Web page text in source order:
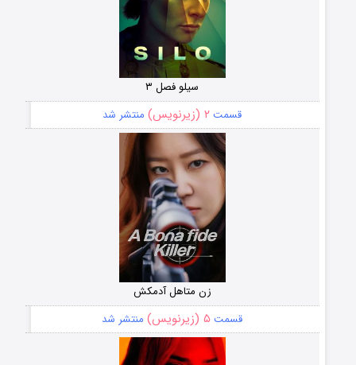
سیلو فصل ۳
قسمت ۲ (زیرنویس) منتشر شد
زن متاهل آدمکش
قسمت ۵ (زیرنویس) منتشر شد